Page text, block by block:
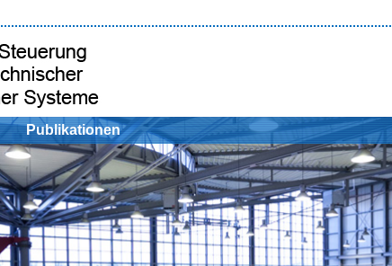
Publikationen